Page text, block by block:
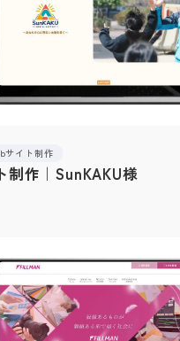
制作｜SunKAKU様
サイト制作